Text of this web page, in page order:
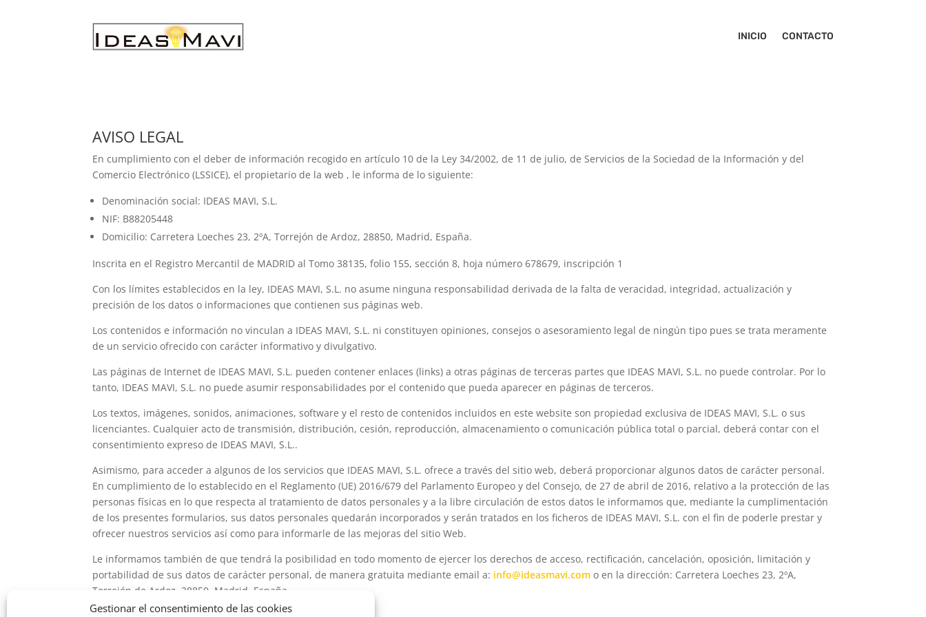
Gestionar el consentimiento de las cookies
INICIO CONTACTO
AVISO LEGAL
En cumplimiento con el deber de información recogido en artículo 10 de la Ley 34/2002, de 11 de julio, de Servicios de la Sociedad de la Información y del
Comercio Electrónico (LSSICE), el propietario de la web , le informa de lo siguiente:
Denominación social: IDEAS MAVI, S.L.
NIF: B88205448
Domicilio: Carretera Loeches 23, 2ºA, Torrejón de Ardoz, 28850, Madrid, España.
Inscrita en el Registro Mercantil de MADRID al Tomo 38135, folio 155, sección 8, hoja número 678679, inscripción 1
Con los límites establecidos en la ley, IDEAS MAVI, S.L. no asume ninguna responsabilidad derivada de la falta de veracidad, integridad, actualización y
precisión de los datos o informaciones que contienen sus páginas web.
Los contenidos e información no vinculan a IDEAS MAVI, S.L. ni constituyen opiniones, consejos o asesoramiento legal de ningún tipo pues se trata meramente
de un servicio ofrecido con carácter informativo y divulgativo.
Las páginas de Internet de IDEAS MAVI, S.L. pueden contener enlaces (links) a otras páginas de terceras partes que IDEAS MAVI, S.L. no puede controlar. Por lo
tanto, IDEAS MAVI, S.L. no puede asumir responsabilidades por el contenido que pueda aparecer en páginas de terceros.
Los textos, imágenes, sonidos, animaciones, software y el resto de contenidos incluidos en este website son propiedad exclusiva de IDEAS MAVI, S.L. o sus
licenciantes. Cualquier acto de transmisión, distribución, cesión, reproducción, almacenamiento o comunicación pública total o parcial, deberá contar con el
consentimiento expreso de IDEAS MAVI, S.L..
Asimismo, para acceder a algunos de los servicios que IDEAS MAVI, S.L. ofrece a través del sitio web, deberá proporcionar algunos datos de carácter personal.
En cumplimiento de lo establecido en el Reglamento (UE) 2016/679 del Parlamento Europeo y del Consejo, de 27 de abril de 2016, relativo a la protección de las
personas físicas en lo que respecta al tratamiento de datos personales y a la libre circulación de estos datos le informamos que, mediante la cumplimentación
de los presentes formularios, sus datos personales quedarán incorporados y serán tratados en los ficheros de IDEAS MAVI, S.L. con el fin de poderle prestar y
ofrecer nuestros servicios así como para informarle de las mejoras del sitio Web.
Le informamos también de que tendrá la posibilidad en todo momento de ejercer los derechos de acceso, rectificación, cancelación, oposición, limitación y
portabilidad de sus datos de carácter personal, de manera gratuita mediante email a: info@ideasmavi.com o en la dirección: Carretera Loeches 23, 2ºA,
Torrejón de Ardoz, 28850, Madrid, España.